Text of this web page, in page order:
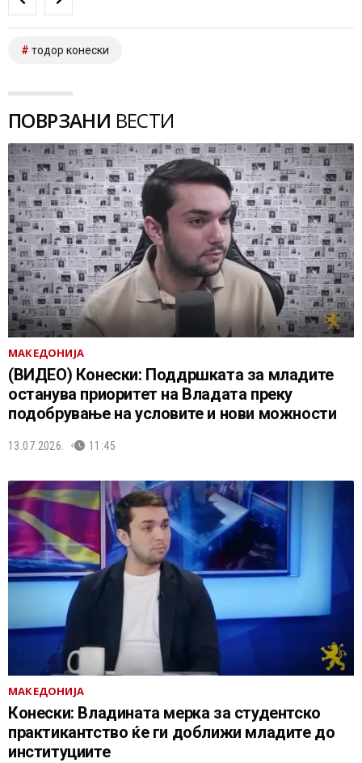
тодор конески
ПОВРЗАНИ ВЕСТИ
МАКЕДОНИЈА
(ВИДЕО) Конески: Поддршката за младите
останува приоритет на Владата преку
подобрување на условите и нови можности
13.07.2026. 11:45
МАКЕДОНИЈА
Конески: Владината мерка за студентско
практикантство ќе ги доближи младите до
институциите